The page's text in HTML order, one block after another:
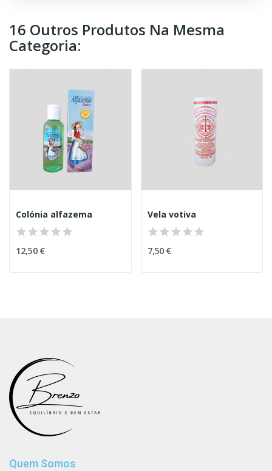
16 Outros Produtos Na Mesma
Categoria:
Colónia alfazema
12,50 €
Vela votiva
7,50 €
Quem Somos